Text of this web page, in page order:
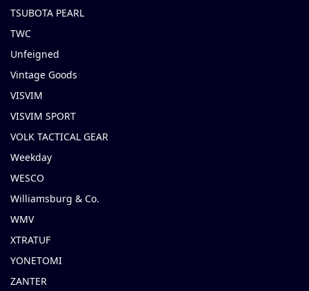
TSUBOTA PEARL
TWC
Unfeigned
Vintage Goods
VISVIM
VISVIM SPORT
VOLK TACTICAL GEAR
Weekday
WESCO
Williamsburg & Co.
WMV
XTRATUF
YONETOMI
ZANTER